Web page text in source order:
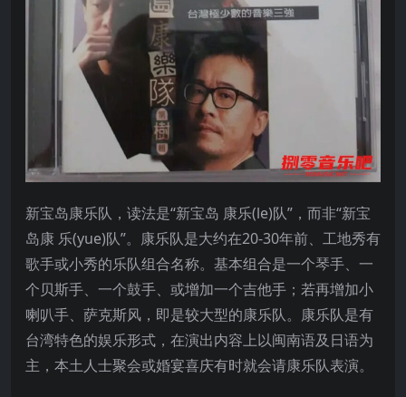
新宝岛康乐队，读法是“新宝岛 康乐(le)队”，而非“新宝
岛康 乐(yue)队”。康乐队是大约在20-30年前、工地秀有
歌手或小秀的乐队组合名称。基本组合是一个琴手、一
个贝斯手、一个鼓手、或增加一个吉他手；若再增加小
喇叭手、萨克斯风，即是较大型的康乐队。康乐队是有
台湾特色的娱乐形式，在演出内容上以闽南语及日语为
主，本土人士聚会或婚宴喜庆有时就会请康乐队表演。